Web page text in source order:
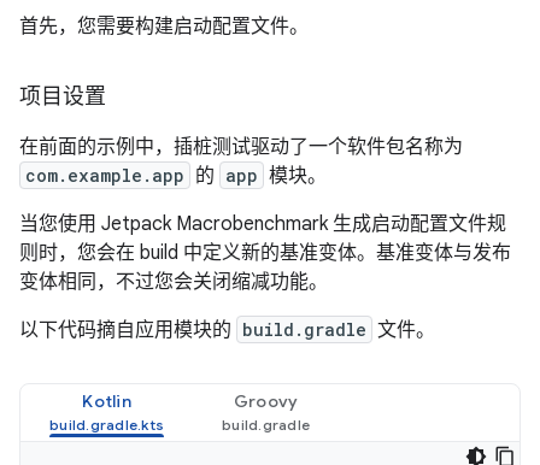
首先，您需要构建启动配置文件。
项目设置
在前面的示例中，插桩测试驱动了一个软件包名称为
com.example.app 的 app 模块。
当您使用 Jetpack Macrobenchmark 生成启动配置文件规
则时，您会在 build 中定义新的基准变体。基准变体与发布
变体相同，不过您会关闭缩减功能。
以下代码摘自应用模块的 build.gradle 文件。
Kotlin Groovy